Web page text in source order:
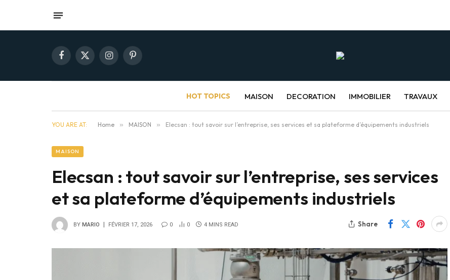
Facebook
X
InstagramPinterest
HOT TOPICS MAISON DECORATION IMMOBILIER TRAVAUX
YOU ARE AT: Home » MAISON » Elecsan : tout savoir sur l’entreprise, ses services et sa plateforme d’équipements industriels
MAISON
Elecsan : tout savoir sur l’entreprise, ses services
et sa plateforme d’équipements industriels
BY MARIO FÉVRIER 17, 2026 0 0 4 MINS READ Share